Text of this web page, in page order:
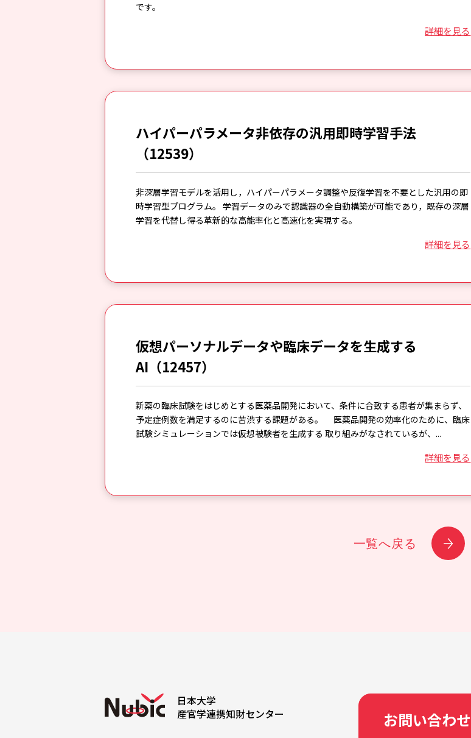
です。
詳細を見る
ハイパーパラメータ非依存の汎用即時学習手法
（12539）
非深層学習モデルを活用し，ハイパーパラメータ調整や反復学習を不要とした汎用の即
時学習型プログラム。 学習データのみで認識器の全自動構築が可能であり，既存の深層
学習を代替し得る革新的な高能率化と高速化を実現する。
詳細を見る
仮想パーソナルデータや臨床データを生成する
AI（12457）
新薬の臨床試験をはじめとする医薬品開発において、条件に合致する患者が集まらず、
予定症例数を満足するのに苦渋する課題がある。 医薬品開発の効率化のために、臨床
試験シミュレーションでは仮想被験者を生成する 取り組みがなされているが、...
詳細を見る
一覧へ戻る
日本大学
産官学連携知財センター
お問い合わせ